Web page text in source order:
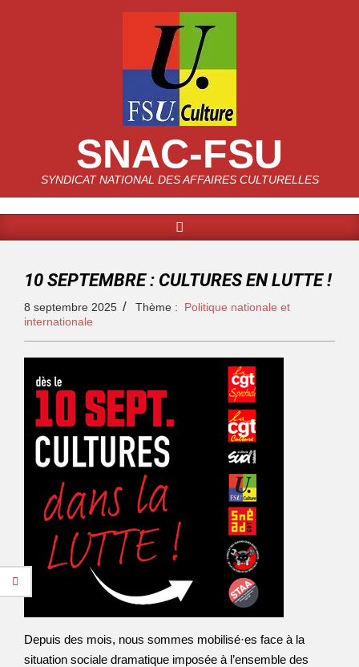
SNAC-FSU
SYNDICAT NATIONAL DES AFFAIRES CULTURELLES
10 SEPTEMBRE : CULTURES EN LUTTE !
8 septembre 2025 Thème :
Politique nationale et
internationale
Depuis des mois, nous sommes mobilisé·es face à la
situation sociale dramatique imposée à l’ensemble des